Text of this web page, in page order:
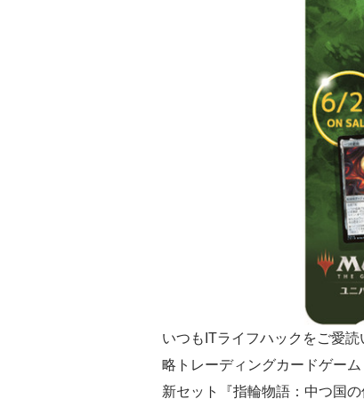
いつもITライフハックをご愛
略トレーディングカードゲー
新セット『指輪物語：中つ国